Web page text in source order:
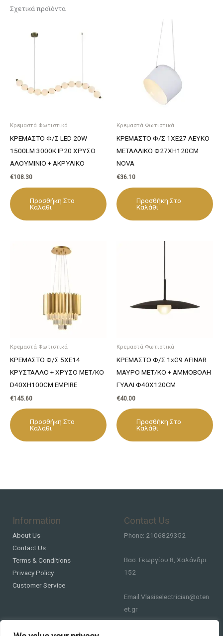
Σχετικά προϊόντα
Κρεμαστά Φωτιστικά
ΚΡΕΜΑΣΤΟ Φ/Σ LED 20W
1500LM 3000K IP20 ΧΡΥΣΟ
ΑΛΟΥΜΙΝΙΟ + ΑΚΡΥΛΙΚΟ
€108.30
Προσθήκη Στο
Καλάθι
Κρεμαστά Φωτιστικά
ΚΡΕΜΑΣΤΟ Φ/Σ 1ΧΕ27 ΛΕΥΚΟ
ΜΕΤΑΛΛΙΚΟ Φ27ΧΗ120CM
NOVA
€36.10
Προσθήκη Στο
Καλάθι
Κρεμαστά Φωτιστικά
ΚΡΕΜΑΣΤΟ Φ/Σ 5XE14
ΚΡΥΣΤΑΛΛΟ + ΧΡΥΣΟ ΜΕΤ/ΚΟ
D40XH100CM EMPIRE
€145.60
Προσθήκη Στο
Καλάθι
Κρεμαστά Φωτιστικά
ΚΡΕΜΑΣΤΟ Φ/Σ 1xG9 AFINAR
ΜΑΥΡΟ ΜΕΤ/ΚΟ + ΑΜΜΟΒΟΛΗ
ΓΥΑΛΙ Φ40Χ120CM
€40.00
Προσθήκη Στο
Καλάθι
Information
About Us
Contact Us
Terms & Conditions
Privacy Policy
Customer Service
Contact Us
Phone: 2106829352
Βασ. Γεωργίου 8, Χαλάνδρι
152
Email:Vlasiselectrician@oten
et.gr